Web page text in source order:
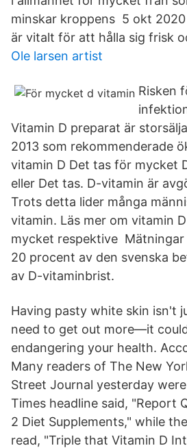
minskar kroppens 5 okt
är vitalt för att hålla sig frisk
Ole larsen artist
Risken
Vitamin D preparat är
2013 som rekommenderade
vitamin D Det tas för mycket
eller Det tas. D-vitamin är
Trots detta lider många
vitamin. Läs mer om vitamin
mycket respektive
20 procent av den svenska
av D-vitaminbrist.
Having pasty white skin isn't
need to get out more—it
endangering your health.
Many readers of The New
Street Journal yesterday
Times headline said, "Report
2 Diet Supplements," while
read, "Triple that Vitamin D